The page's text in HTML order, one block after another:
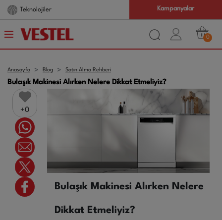
Teknolojiler Kampanyalar
0
Anasayfa Blog Satın Alma Rehberi
Bulaşık Makinesi Alırken Nelere Dikkat Etmeliyiz?
0
Bulaşık Makinesi Alırken Nelere
Dikkat Etmeliyiz?